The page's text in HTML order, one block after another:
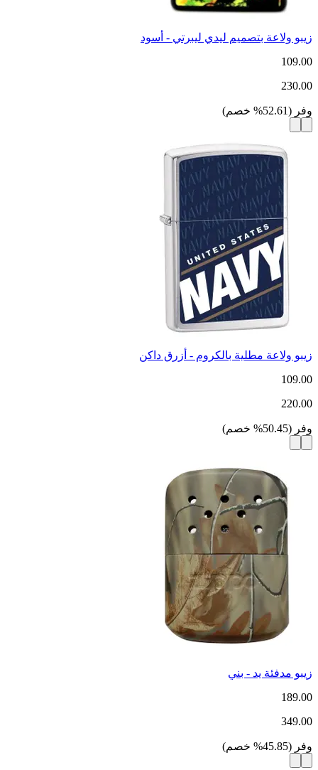
زيبو ولاعة بتصميم ليدي ليبرتي - أسود
109.00
230.00
وفر (
52.61
% خصم)
زيبو ولاعة مطلية بالكروم - أزرق داكن
109.00
220.00
وفر (
50.45
% خصم)
زيبو مدفئة يد - بني
189.00
349.00
وفر (
45.85
% خصم)